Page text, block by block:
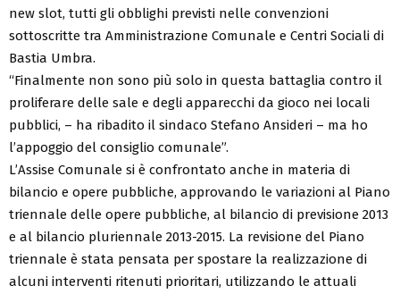
new slot, tutti gli obblighi previsti nelle convenzioni
sottoscritte tra Amministrazione Comunale e Centri Sociali di
Bastia Umbra.
“Finalmente non sono più solo in questa battaglia contro il
proliferare delle sale e degli apparecchi da gioco nei locali
pubblici, – ha ribadito il sindaco Stefano Ansideri – ma ho
l’appoggio del consiglio comunale”.
L’Assise Comunale si è confrontato anche in materia di
bilancio e opere pubbliche, approvando le variazioni al Piano
triennale delle opere pubbliche, al bilancio di previsione 2013
e al bilancio pluriennale 2013-2015. La revisione del Piano
triennale è stata pensata per spostare la realizzazione di
alcuni interventi ritenuti prioritari, utilizzando le attuali